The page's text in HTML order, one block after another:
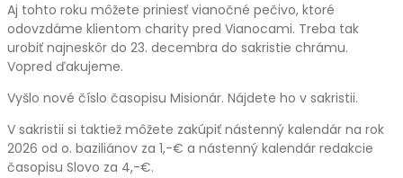
Aj tohto roku môžete priniesť vianočné pečivo, ktoré
odovzdáme klientom charity pred Vianocami. Treba tak
urobiť najneskôr do 23. decembra do sakristie chrámu.
Vopred ďakujeme.
Vyšlo nové číslo časopisu Misionár. Nájdete ho v sakristii.
V sakristii si taktiež môžete zakúpiť nástenný kalendár na rok
2026 od o. baziliánov za 1,-€ a nástenný kalendár redakcie
časopisu Slovo za 4,-€.